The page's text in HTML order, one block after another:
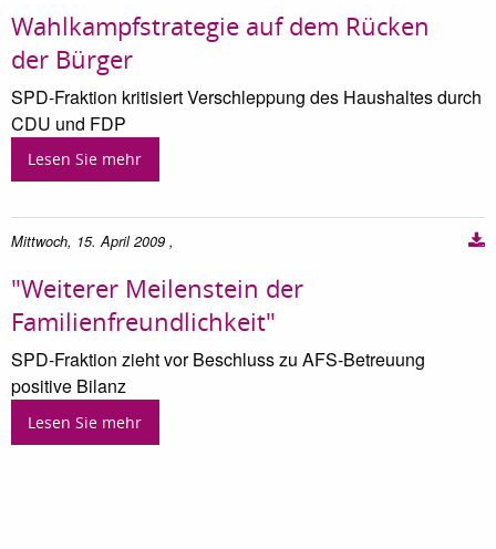
Wahlkampfstrategie auf dem Rücken
der Bürger
SPD-Fraktion kritisiert Verschleppung des Haushaltes durch
CDU und FDP
Lesen Sie mehr
Mittwoch, 15. April 2009 ,
"Weiterer Meilenstein der
Familienfreundlichkeit"
SPD-Fraktion zieht vor Beschluss zu AFS-Betreuung
positive Bilanz
Lesen Sie mehr